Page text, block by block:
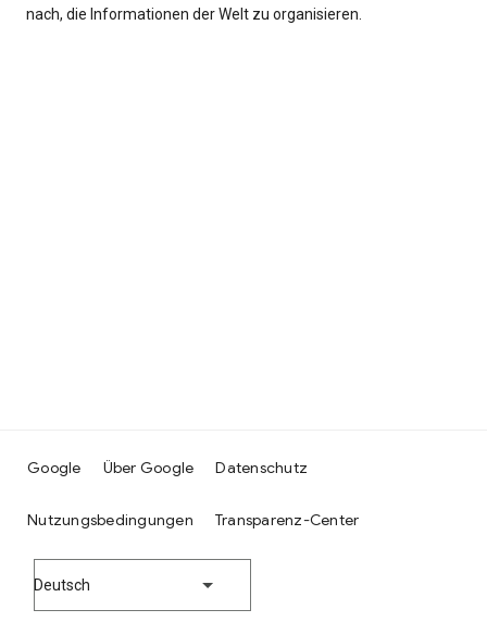
nach, die Informationen der Welt zu organisieren.
Google Über Google Datenschutz
Nutzungsbedingungen Transparenz-Center
Deutsch